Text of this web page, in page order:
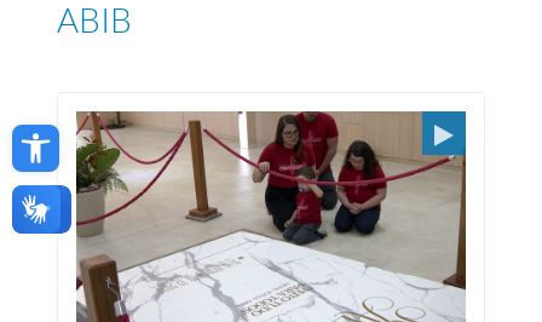
Open toolbar
ABIB